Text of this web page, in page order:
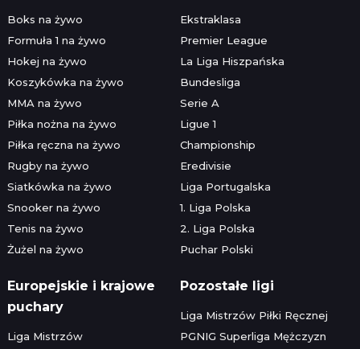
Boks na żywo
Formuła 1 na żywo
Hokej na żywo
Koszykówka na żywo
MMA na żywo
Piłka nożna na żywo
Piłka ręczna na żywo
Rugby na żywo
Siatkówka na żywo
Snooker na żywo
Tenis na żywo
Żużel na żywo
Ekstraklasa
Premier League
La Liga Hiszpańska
Bundesliga
Serie A
Ligue 1
Championship
Eredivisie
Liga Portugalska
1. Liga Polska
2. Liga Polska
Puchar Polski
Europejskie i krajowe
puchary
Liga Mistrzów
Pozostałe ligi
Liga Mistrzów Piłki Ręcznej
PGNIG Superliga Mężczyzn